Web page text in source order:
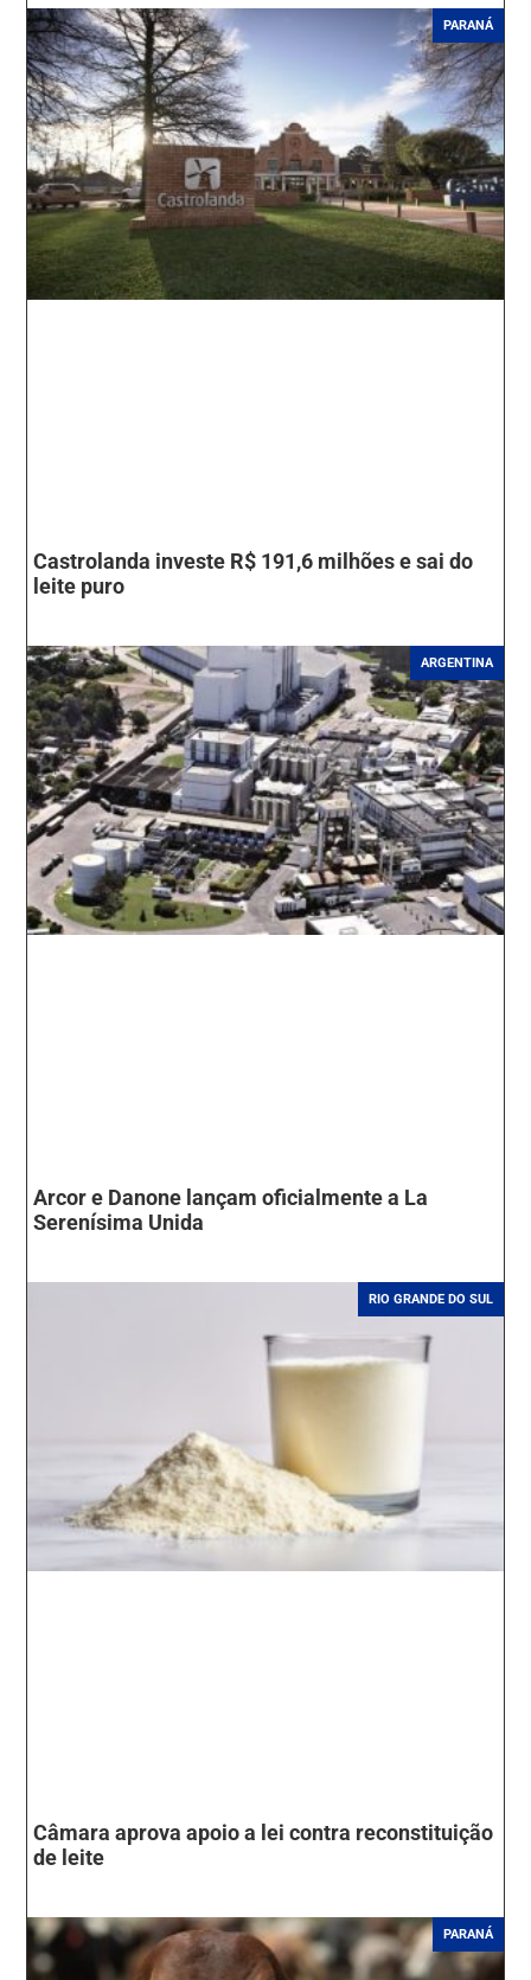
PARANÁ
Castrolanda investe R$ 191,6 milhões e sai do
leite puro
ARGENTINA
Arcor e Danone lançam oficialmente a La
Serenísima Unida
RIO GRANDE DO SUL
Câmara aprova apoio a lei contra reconstituição
de leite
PARANÁ